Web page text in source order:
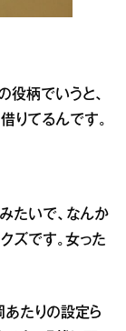
役柄でいうと、
りてるんです。
たいで、なんか
ズです。女った
たりの設定ら